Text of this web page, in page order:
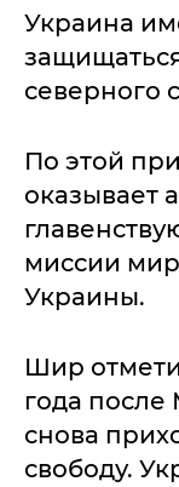
Украина
северного
По этой
оказывает
миссии
Украины.
Шир
года
снова
свободу.